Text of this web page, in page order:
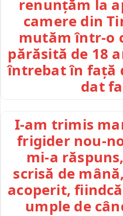
renunțăm la
camere din
mutăm într-o
părăsită de 18
întrebat în față
dat
I-am trimis
frigider nou-
mi-a
scrisă de
acoperit,
umple de